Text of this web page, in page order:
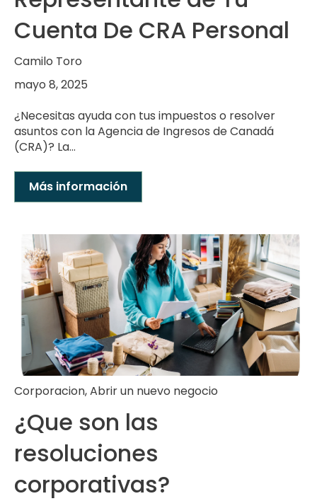
Cuenta De CRA Personal
Camilo Toro
mayo 8, 2025
¿Necesitas ayuda con tus impuestos o resolver
asuntos con la Agencia de Ingresos de Canadá
(CRA)? La...
Más información
Corporacion,Abrir un nuevo negocio
¿Que son las
resoluciones
corporativas?